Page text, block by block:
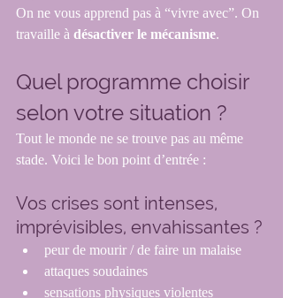
On ne vous apprend pas à “vivre avec”. On
travaille à désactiver le mécanisme.
Quel programme choisir
selon votre situation ?
Tout le monde ne se trouve pas au même
stade. Voici le bon point d’entrée :
Vos crises sont intenses,
imprévisibles, envahissantes ?
peur de mourir / de faire un malaise
attaques soudaines
sensations physiques violentes